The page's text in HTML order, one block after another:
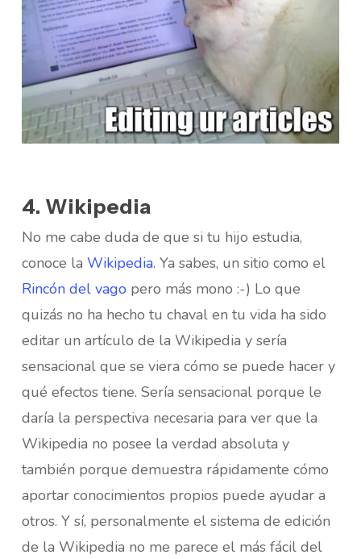
4. Wikipedia
No me cabe duda de que si tu hijo estudia,
conoce la Wikipedia. Ya sabes, un sitio como el
Rincón del vagopero más mono :-) Lo que
quizás no ha hecho tu chaval en tu vida ha sido
editar un artículo de la Wikipedia y sería
sensacional que se viera cómo se puede hacer y
qué efectos tiene. Sería sensacional porque le
daría la perspectiva necesaria para ver que la
Wikipedia no posee la verdad absoluta y
también porque demuestra rápidamente cómo
aportar conocimientos propios puede ayudar a
otros. Y sí, personalmente el sistema de edición
de la Wikipedia no me parece el más fácil del